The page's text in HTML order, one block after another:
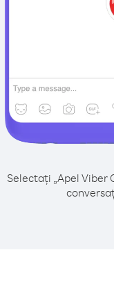
Selectați „Apel Viber